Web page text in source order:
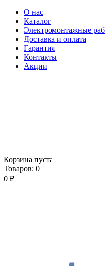
О нас
Каталог
Электромонтажные
Доставка и оплата
Гарантия
Контакты
Акции
Корзина пуста
Товаров: 0
0 ₽